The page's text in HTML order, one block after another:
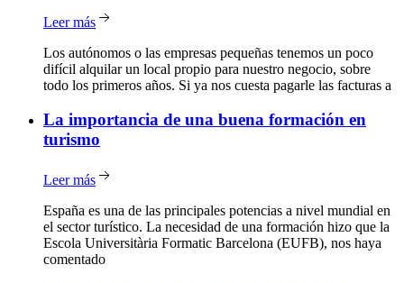
Leer más
Los autónomos o las empresas pequeñas tenemos un poco
difícil alquilar un local propio para nuestro negocio, sobre
todo los primeros años. Si ya nos cuesta pagarle las facturas a
La importancia de una buena formación en
turismo
Leer más
España es una de las principales potencias a nivel mundial en
el sector turístico. La necesidad de una formación hizo que la
Escola Universitària Formatic Barcelona (EUFB), nos haya
comentado